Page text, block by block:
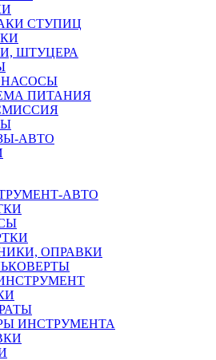
СТУПИЦ
ШТУЦЕРА
ПИТАНИЯ
АВТО
АВТО
ОПРАВКИ
ИНСТРУМЕНТА